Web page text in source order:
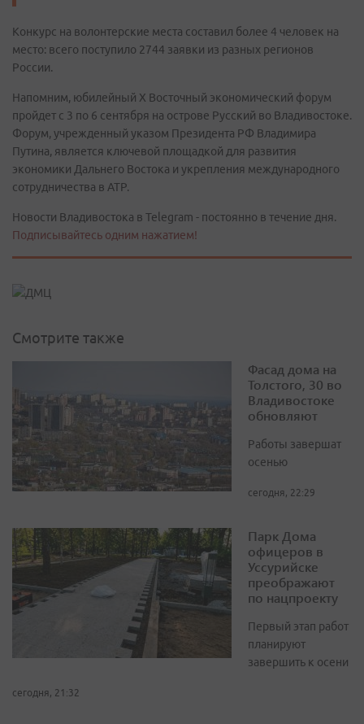
Конкурс на волонтерские места составил более 4 человек на
место: всего поступило 2744 заявки из разных регионов
России.
Напомним, юбилейный X Восточный экономический форум
пройдет с 3 по 6 сентября на острове Русский во Владивостоке.
Форум, учрежденный указом Президента РФ Владимира
Путина, является ключевой площадкой для развития
экономики Дальнего Востока и укрепления международного
сотрудничества в АТР.
Новости Владивостока в Telegram - постоянно в течение дня.
Подписывайтесь одним нажатием!
Смотрите также
Фасад дома на
Толстого, 30 во
Владивостоке
обновляют
Работы завершат
осенью
сегодня, 22:29
Парк Дома
офицеров в
Уссурийске
преображают
по нацпроекту
Первый этап работ
планируют
завершить к осени
сегодня, 21:32